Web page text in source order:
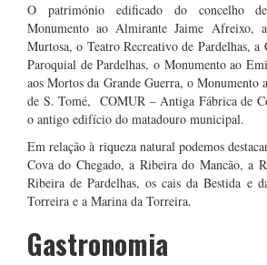
O património edificado do concelho
Monumento ao Almirante Jaime Afreixo,
Murtosa, o Teatro Recreativo de Pardelhas, a
Paroquial de Pardelhas, o Monumento ao
aos Mortos da Grande Guerra, o Monumento
de S. Tomé, COMUR – Antiga Fábrica de
o antigo edifício do matadouro municipal.
Em relação à riqueza natural podemos
Cova do Chegado, a Ribeira do Mancão, a
Ribeira de Pardelhas, os cais da Bestida e
Torreira e a Marina da Torreira.
Gastronomia